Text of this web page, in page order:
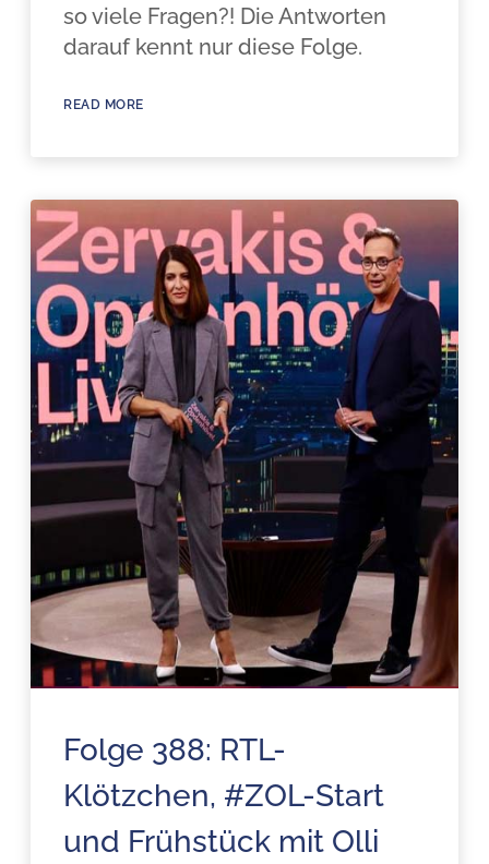
so viele Fragen?! Die Antworten
darauf kennt nur diese Folge.
READ MORE
Folge 388: RTL-
Klötzchen, #ZOL-Start
und Frühstück mit Olli